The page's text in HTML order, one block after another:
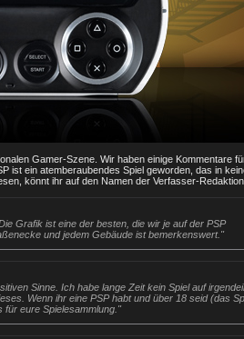
Gamer-Szene. Wir haben einige Kommentare
ist ein atemberaubendes Spiel geworden, das in
könnt ihr auf den Namen der Verfasser-
Grafik ist eine der besten, die wir je auf der PSP
und jedem Gebäude ist bemerkenswert."
Sinne. Ich habe lange Zeit kein Spiel auf
Wenn ihr eine PSP habt und über 18 seid (das
für eure Spielesammlung."